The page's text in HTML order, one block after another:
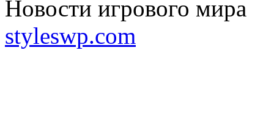
Новости игрового мира
styleswp.com